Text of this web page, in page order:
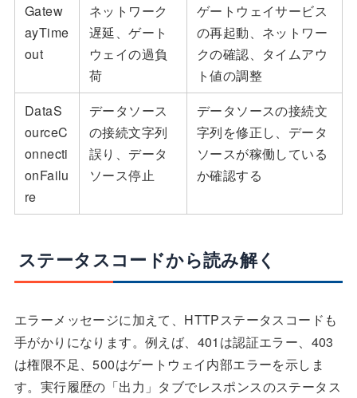
Gatew
ayTime
out
ネットワーク
遅延、ゲート
ウェイの過負
荷
ゲートウェイサービス
の再起動、ネットワー
クの確認、タイムアウ
ト値の調整
DataS
ourceC
onnecti
onFailu
re
データソース
の接続文字列
誤り、データ
ソース停止
データソースの接続文
字列を修正し、データ
ソースが稼働している
か確認する
ステータスコードから読み解く
エラーメッセージに加えて、HTTPステータスコードも
手がかりになります。例えば、401は認証エラー、403
は権限不足、500はゲートウェイ内部エラーを示しま
す。実行履歴の「出力」タブでレスポンスのステータス